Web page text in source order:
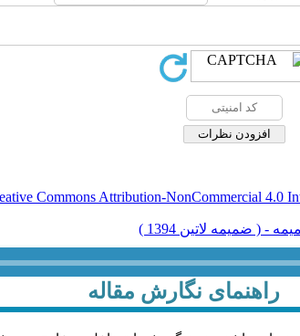
Commons Attribution-NonCommercial 4.0
راهنمای نگارش مقاله